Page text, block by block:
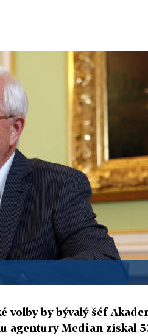
by bývalý šéf
agentury Median získal